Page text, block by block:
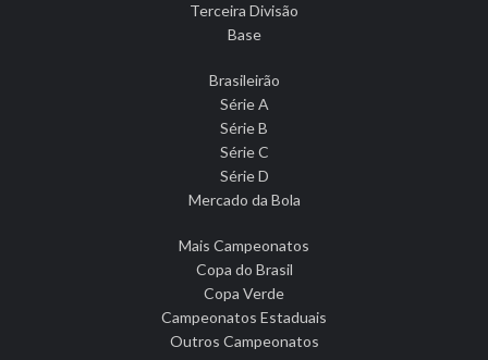
Terceira Divisão
Base
Brasileirão
Série A
Série B
Série C
Série D
Mercado da Bola
Mais Campeonatos
Copa do Brasil
Copa Verde
Campeonatos Estaduais
Outros Campeonatos